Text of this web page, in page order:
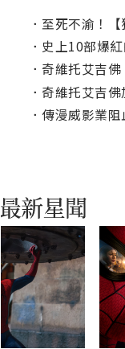
． 至死不渝！【猛
． 史上10部爆
． 奇維托艾吉
． 奇維托艾吉佛
． 傳漫威影業阻